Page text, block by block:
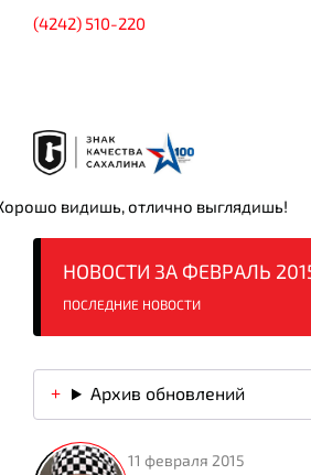
видишь, отлично выглядишь!
(4242) 510-220
НОВОСТИ ЗА ФЕВРАЛЬ
ПОСЛЕДНИЕ НОВОСТИ
Архив обновлений
11 февраля 2015